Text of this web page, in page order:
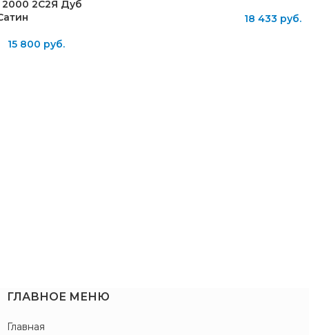
2С2Я Дуб
15 800 руб.
18 433 руб.
ГЛАВНОЕ МЕНЮ
Главная